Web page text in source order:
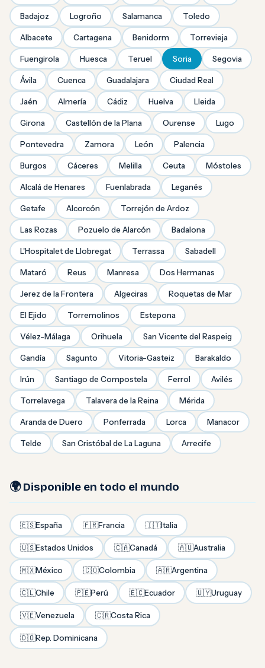
Badajoz Logroño Salamanca Toledo
Albacete Cartagena Benidorm Torrevieja
Fuengirola Huesca Teruel Soria Segovia
Ávila Cuenca Guadalajara Ciudad Real
Jaén Almería Cádiz Huelva Lleida
Girona Castellón de la Plana Ourense Lugo
Pontevedra Zamora León Palencia
Burgos Cáceres Melilla Ceuta Móstoles
Alcalá de Henares Fuenlabrada Leganés
Getafe Alcorcón Torrejón de Ardoz
Las Rozas Pozuelo de Alarcón Badalona
L'Hospitalet de Llobregat Terrassa Sabadell
Mataró Reus Manresa Dos Hermanas
Jerez de la Frontera Algeciras Roquetas de Mar
El Ejido Torremolinos Estepona
Vélez-Málaga Orihuela San Vicente del Raspeig
Gandía Sagunto Vitoria-Gasteiz Barakaldo
Irún Santiago de Compostela Ferrol Avilés
Torrelavega Talavera de la Reina Mérida
Aranda de Duero Ponferrada Lorca Manacor
Telde San Cristóbal de La Laguna Arrecife
🌍 Disponible en todo el mundo
🇪🇸España 🇫🇷Francia 🇮🇹Italia
🇺🇸Estados Unidos 🇨🇦Canadá 🇦🇺Australia
🇲🇽México 🇨🇴Colombia 🇦🇷Argentina
🇨🇱Chile 🇵🇪Perú 🇪🇨Ecuador 🇺🇾Uruguay
🇻🇪Venezuela 🇨🇷Costa Rica
🇩🇴Rep. Dominicana